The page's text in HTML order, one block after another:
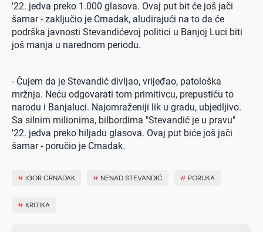
'22. jedva preko 1.000 glasova. Ovaj put bit će još jači
šamar - zaključio je Crnadak, aludirajući na to da će
podrška javnosti Stevandićevoj politici u Banjoj Luci biti
još manja u narednom periodu.
- Čujem da je Stevandić divljao, vrijeđao, patološka
mržnja. Neću odgovarati tom primitivcu, prepustiću to
narodu i Banjaluci. Najomraženiji lik u gradu, ubjedljivo.
Sa silnim milionima, bilbordima "Stevandić je u pravu"
'22. jedva preko hiljadu glasova. Ovaj put biće još jači
šamar - poručio je Crnadak.
# IGOR CRNADAK # NENAD STEVANDIĆ # PORUKA
# KRITIKA